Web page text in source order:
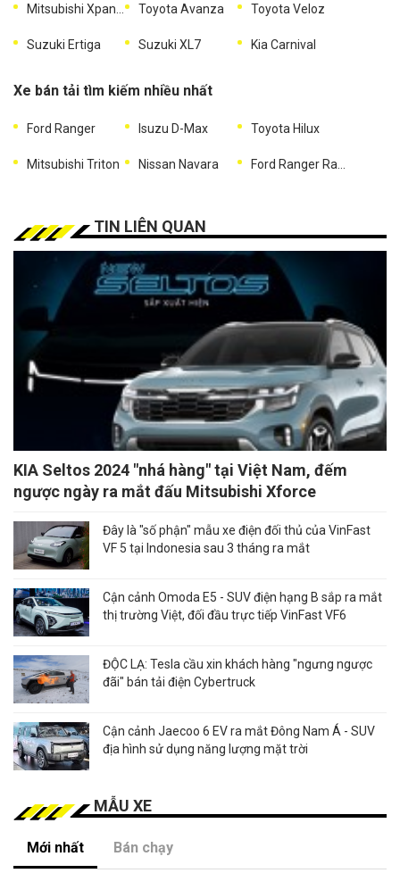
Toyota Avanza Toyota Veloz
Suzuki Ertiga Suzuki XL7 Kia Carnival
Xe bán tải tìm kiếm nhiều nhất
Ford Ranger Isuzu D-Max Toyota Hilux
Mitsubishi Triton Nissan Navara
TIN LIÊN QUAN
KIA Seltos 2024 "nhá hàng" tại Việt Nam, đếm
ngược ngày ra mắt đấu Mitsubishi Xforce
Đây là "số phận" mẫu xe điện đối thủ của VinFast
VF 5 tại Indonesia sau 3 tháng ra mắt
Cận cảnh Omoda E5 - SUV điện hạng B sắp ra mắt
thị trường Việt, đối đầu trực tiếp VinFast VF6
ĐỘC LẠ: Tesla cầu xin khách hàng "ngưng ngược
đãi" bán tải điện Cybertruck
Cận cảnh Jaecoo 6 EV ra mắt Đông Nam Á - SUV
địa hình sử dụng năng lượng mặt trời
MẪU XE
Mới nhất Bán chạy